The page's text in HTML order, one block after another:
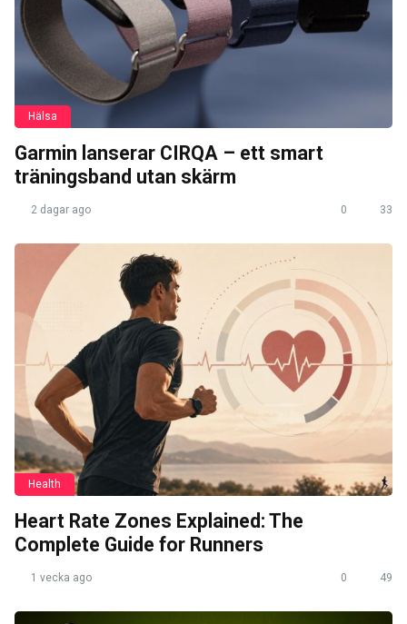
Hälsa
Garmin lanserar CIRQA – ett smart
träningsband utan skärm
2 dagar ago 0 33
Health
Heart Rate Zones Explained: The
Complete Guide for Runners
1 vecka ago 0 49